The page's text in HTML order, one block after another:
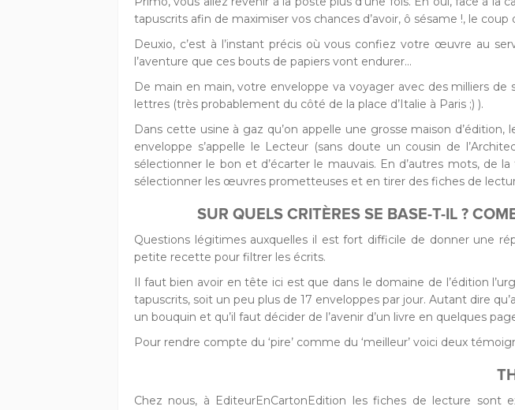
tapuscrits afin de maximiser vos chances d’avoir, ô sésame !, le coup
Deuxio, c’est à l’instant précis où vous confiez votre œuvre au
l’aventure que ces bouts de papiers vont endurer…
De main en main, votre enveloppe va voyager avec des milliers
lettres (très probablement du côté de la place d’Italie à Paris ;) ).
Dans cette usine à gaz qu’on appelle une grosse maison
enveloppe s’appelle le Lecteur (sans doute un cousin de
sélectionner le bon et d’écarter le mauvais. En d’autres mots, de
sélectionner les œuvres prometteuses et en tirer des fiches de
SUR QUELS CRITÈRES SE BASE-T-IL ?
Questions légitimes auxquelles il est fort difficile de donner une
petite recette pour filtrer les écrits.
Il faut bien avoir en tête ici est que dans le domaine de l’édition
tapuscrits, soit un peu plus de 17 enveloppes par jour. Autant dire
un bouquin et qu’il faut décider de l’avenir d’un livre en quelques
Pour rendre compte du ‘pire’ comme du ‘meilleur’ voici deux
Chez nous, à EditeurEnCartonEdition les fiches de lecture sont